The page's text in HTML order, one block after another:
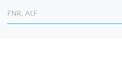
FNR, ALF